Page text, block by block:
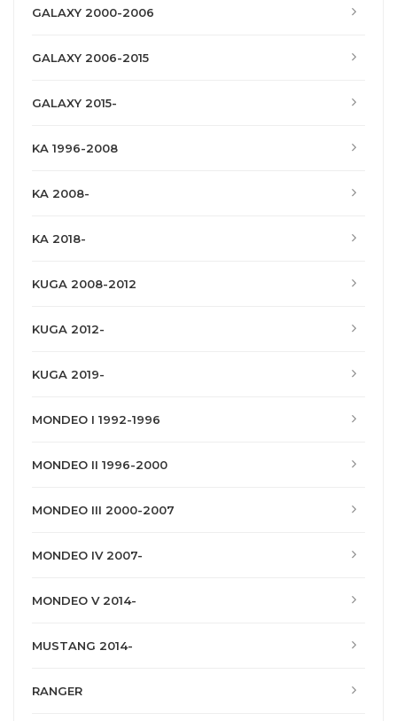
GALAXY 2000-2006
GALAXY 2006-2015
GALAXY 2015-
KA 1996-2008
KA 2008-
KA 2018-
KUGA 2008-2012
KUGA 2012-
KUGA 2019-
MONDEO I 1992-1996
MONDEO II 1996-2000
MONDEO III 2000-2007
MONDEO IV 2007-
MONDEO V 2014-
MUSTANG 2014-
RANGER